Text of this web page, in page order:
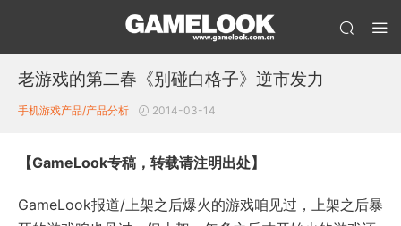
老游戏的第二春《别碰白格子》逆市发力
手机游戏产品/产品分析 2014-03-14
【GameLook专稿，转载请注明出处】
GameLook报道/上架之后爆火的游戏咱见过，上架之后暴